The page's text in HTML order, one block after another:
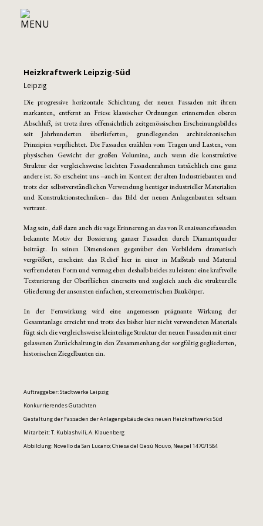
Heizkraftwerk Leipzig-Süd
Leipzig
Die progressive horizontale Schichtung der neuen Fassaden mit ihrem
markanten, entfernt an Friese klassischer Ordnungen erinnernden oberen
Abschluß, ist trotz ihres offensichtlich zeitgenössischen Erscheinungsbildes
seit Jahrhunderten überlieferten, grundlegenden architektonischen
Prinzipien verpflichtet. Die Fassaden erzählen vom Tragen und Lasten, vom
physischen Gewicht der großen Volumina, auch wenn die konstruktive
Struktur der vergleichsweise leichten Fassadenrahmen tatsächlich eine ganz
andere ist. So erscheint uns –auch im Kontext der alten Industriebauten und
trotz der selbstverständlichen Verwendung heutiger industrieller Materialien
und Konstruktionstechniken– das Bild der neuen Anlagenbauten seltsam
vertraut.
Mag sein, daß dazu auch die vage Erinnerung an das von Renaissancefassaden
bekannte Motiv der Bossierung ganzer Fassaden durch Diamantquader
beiträgt. In seinen Dimensionen gegenüber den Vorbildern dramatisch
vergrößert, erscheint das Relief hier in einer in Maßstab und Material
verfremdeten Form und vermag eben deshalb beides zu leisten: eine kraftvolle
Texturierung der Oberflächen einerseits und zugleich auch die strukturelle
Gliederung der ansonsten einfachen, stereometrischen Baukörper.
In der Fernwirkung wird eine angemessen prägnante Wirkung der
Gesamtanlage erreicht und trotz des bisher hier nicht verwendeten Materials
fügt sich die vergleichsweise kleinteilige Struktur der neuen Fassaden mit einer
gelassenen Zurückhaltung in den Zusammenhang der sorgfältig gegliederten,
historischen Ziegelbauten ein.
Auftraggeber: Stadtwerke Leipzig
Konkurrierendes Gutachten
Gestaltung der Fassaden der Anlagengebäude des neuen Heizkraftwerks Süd
Mitarbeit: T. Kublashvili, A. Klauenberg
Abbildung: Novello da San Lucano; Chiesa del Gesù Nouvo, Neapel 1470/1584